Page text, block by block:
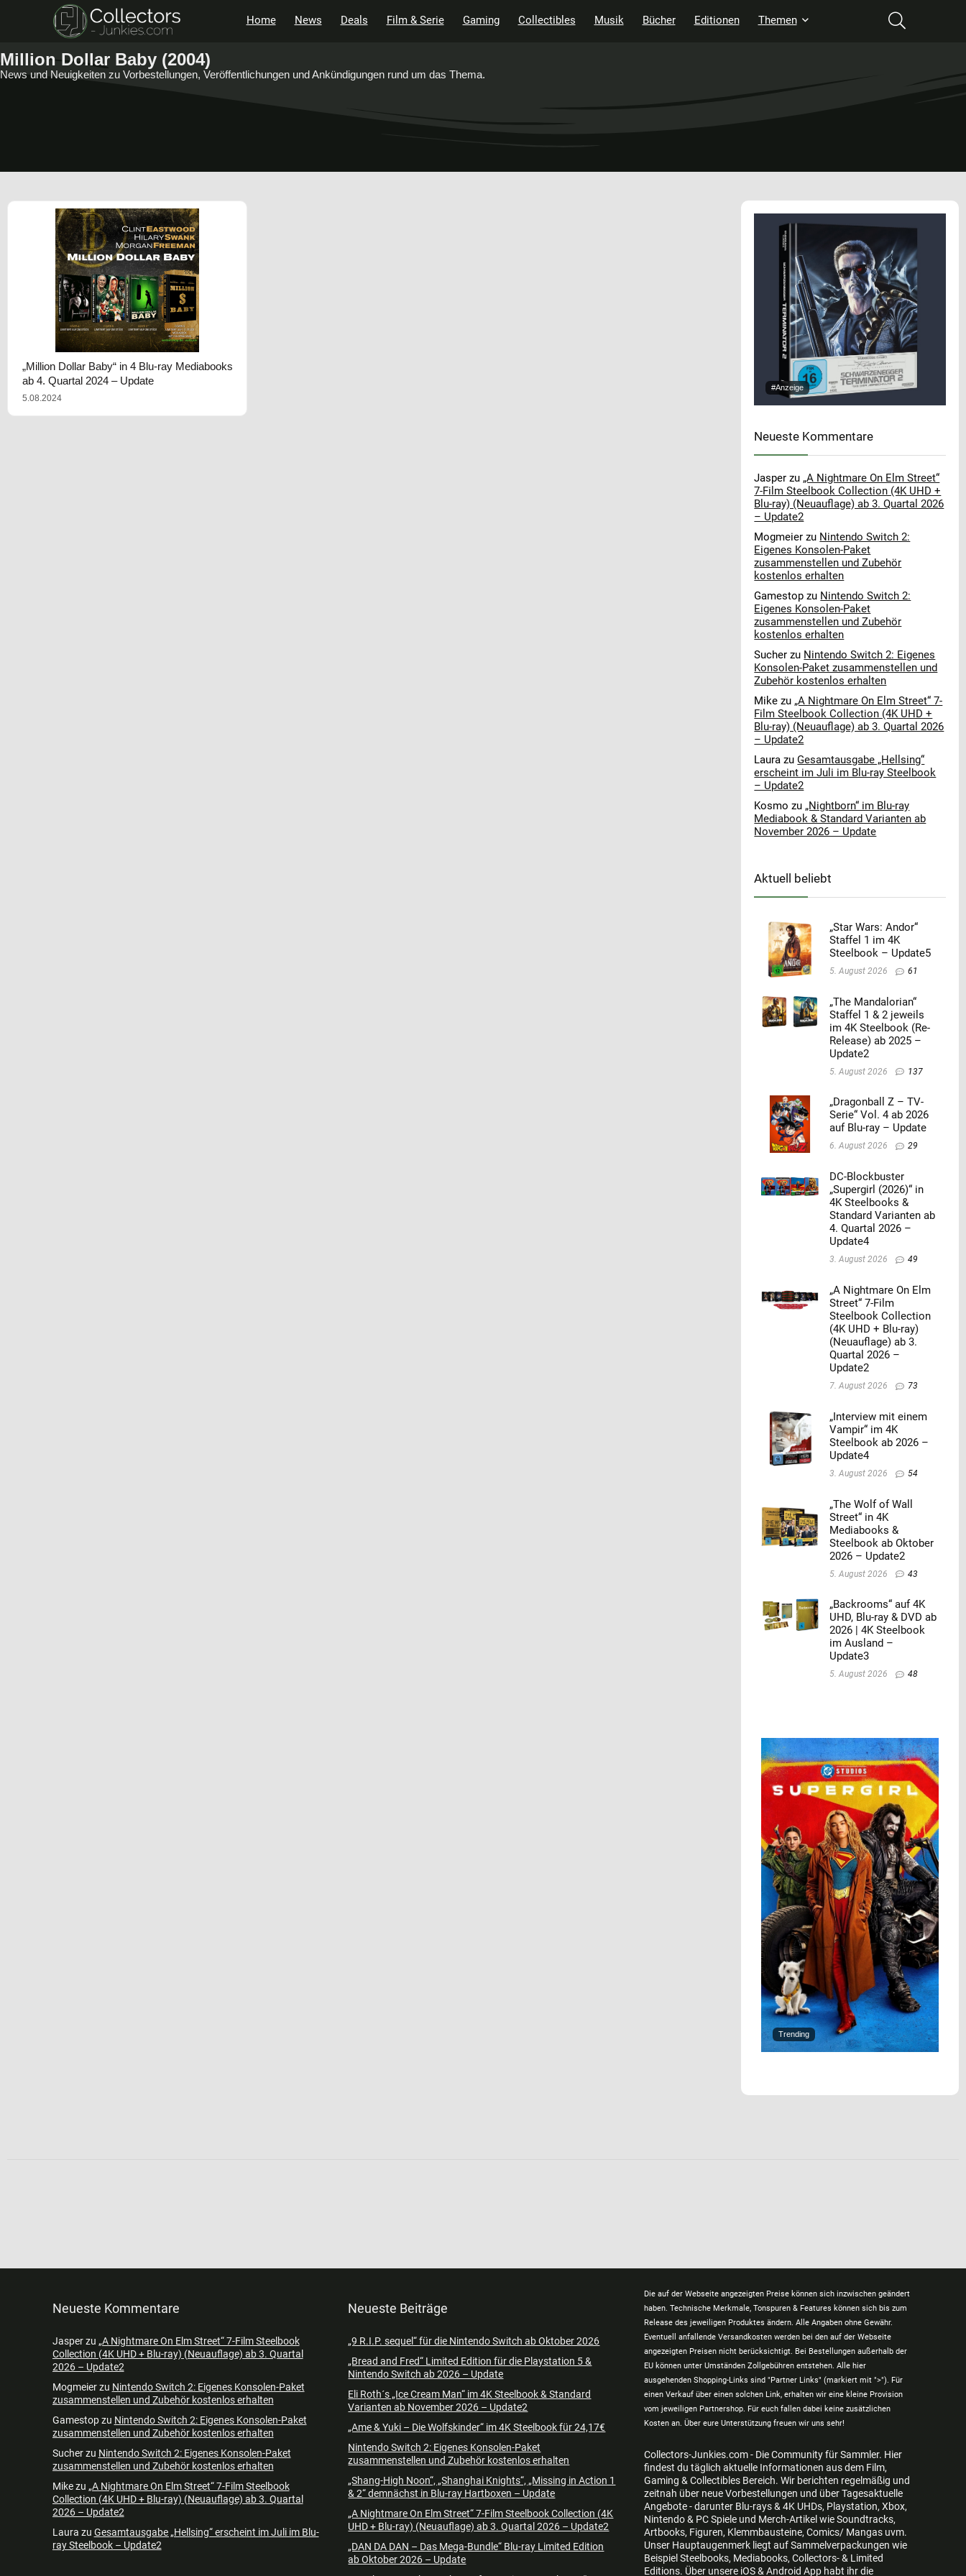
Home News Deals Film & Serie Gaming Collectibles Musik Bücher Editionen Themen
Million Dollar Baby (2004)
News und Neuigkeiten zu Vorbestellungen, Veröffentlichungen und Ankündigungen rund um das Thema.
„Million Dollar Baby“ in 4 Blu-ray Mediabooks
ab 4. Quartal 2024 – Update
5.08.2024
#Anzeige
Neueste Kommentare
Jasper zu „A Nightmare On Elm Street“
7-Film Steelbook Collection (4K UHD +
Blu-ray) (Neuauflage) ab 3. Quartal 2026
– Update2
Mogmeier zu Nintendo Switch 2:
Eigenes Konsolen-Paket
zusammenstellen und Zubehör
kostenlos erhalten
Gamestop zu Nintendo Switch 2:
Eigenes Konsolen-Paket
zusammenstellen und Zubehör
kostenlos erhalten
Sucher zu Nintendo Switch 2: Eigenes
Konsolen-Paket zusammenstellen und
Zubehör kostenlos erhalten
Mike zu „A Nightmare On Elm Street“ 7-
Film Steelbook Collection (4K UHD +
Blu-ray) (Neuauflage) ab 3. Quartal 2026
– Update2
Laura zuGesamtausgabe „Hellsing“
erscheint im Juli im Blu-ray Steelbook
– Update2
Kosmo zu „Nightborn“ im Blu-ray
Mediabook & Standard Varianten ab
November 2026 – Update
Aktuell beliebt
„Star Wars: Andor“
Staffel 1 im 4K
Steelbook – Update5
5. August 2026 61
„The Mandalorian“
Staffel 1 & 2 jeweils
im 4K Steelbook (Re-
Release) ab 2025 –
Update2
5. August 2026 137
„Dragonball Z – TV-
Serie“ Vol. 4 ab 2026
auf Blu-ray – Update
6. August 2026 29
DC-Blockbuster
„Supergirl (2026)“ in
4K Steelbooks &
Standard Varianten ab
4. Quartal 2026 –
Update4
3. August 2026 49
„A Nightmare On Elm
Street“ 7-Film
Steelbook Collection
(4K UHD + Blu-ray)
(Neuauflage) ab 3.
Quartal 2026 –
Update2
7. August 2026 73
„Interview mit einem
Vampir“ im 4K
Steelbook ab 2026 –
Update4
3. August 2026 54
„The Wolf of Wall
Street“ in 4K
Mediabooks &
Steelbook ab Oktober
2026 – Update2
5. August 2026 43
„Backrooms“ auf 4K
UHD, Blu-ray & DVD ab
2026 | 4K Steelbook
im Ausland –
Update3
5. August 2026 48
Trending
Neueste Kommentare
Jasperzu „A Nightmare On Elm Street“ 7-Film Steelbook
Collection (4K UHD + Blu-ray) (Neuauflage) ab 3. Quartal
2026 – Update2
Mogmeierzu Nintendo Switch 2: Eigenes Konsolen-Paket
zusammenstellen und Zubehör kostenlos erhalten
Gamestopzu Nintendo Switch 2: Eigenes Konsolen-Paket
zusammenstellen und Zubehör kostenlos erhalten
Sucherzu Nintendo Switch 2: Eigenes Konsolen-Paket
zusammenstellen und Zubehör kostenlos erhalten
Mikezu „A Nightmare On Elm Street“ 7-Film Steelbook
Collection (4K UHD + Blu-ray) (Neuauflage) ab 3. Quartal
2026 – Update2
Laura zu Gesamtausgabe „Hellsing“ erscheint im Juli im Blu-
ray Steelbook – Update2
Neueste Beiträge
„9 R.I.P. sequel“ für die Nintendo Switch ab Oktober 2026
„Bread and Fred“ Limited Edition für die Playstation 5 &
Nintendo Switch ab 2026 – Update
Eli Roth´s „Ice Cream Man“ im 4K Steelbook & Standard
Varianten ab November 2026 – Update2
„Ame & Yuki – Die Wolfskinder“ im 4K Steelbook für 24,17€
Nintendo Switch 2: Eigenes Konsolen-Paket
zusammenstellen und Zubehör kostenlos erhalten
„Shang-High Noon“, „Shanghai Knights“, „Missing in Action 1
& 2“ demnächst in Blu-ray Hartboxen – Update
„A Nightmare On Elm Street“ 7-Film Steelbook Collection (4K
UHD + Blu-ray) (Neuauflage) ab 3. Quartal 2026 – Update2
„DAN DA DAN – Das Mega-Bundle“ Blu-ray Limited Edition
ab Oktober 2026 – Update
Die auf der Webseite angezeigten Preise können sich inzwischen geändert
haben. Technische Merkmale, Tonspuren & Features können sich bis zum
Release des jeweiligen Produktes ändern. Alle Angaben ohne Gewähr.
Eventuell anfallende Versandkosten werden bei den auf der Webseite
angezeigten Preisen nicht berücksichtigt. Bei Bestellungen außerhalb der
EU können unter Umständen Zollgebühren entstehen. Alle hier
ausgehenden Shopping-Links sind "Partner Links" (markiert mit ">"). Für
einen Verkauf über einen solchen Link, erhalten wir eine kleine Provision
vom jeweiligen Partnershop. Für euch fallen dabei keine zusätzlichen
Kosten an. Über eure Unterstützung freuen wir uns sehr!
Collectors-Junkies.com - Die Community für Sammler. Hier
findest du täglich aktuelle Informationen aus dem Film,
Gaming & Collectibles Bereich. Wir berichten regelmäßig und
zeitnah über neue Vorbestellungen und über Tagesaktuelle
Angebote - darunter Blu-rays & 4K UHDs, Playstation, Xbox,
Nintendo & PC Spiele und Merch-Artikel wie Soundtracks,
Artbooks, Figuren, Klemmbausteine, Comics/ Mangas uvm.
Unser Hauptaugenmerk liegt auf Sammelverpackungen wie
Beispiel Steelbooks, Mediabooks, Collectors- & Limited
Editions. Über unsere iOS & Android App habt ihr die